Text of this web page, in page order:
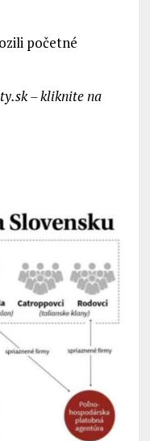
početné
– kliknite na